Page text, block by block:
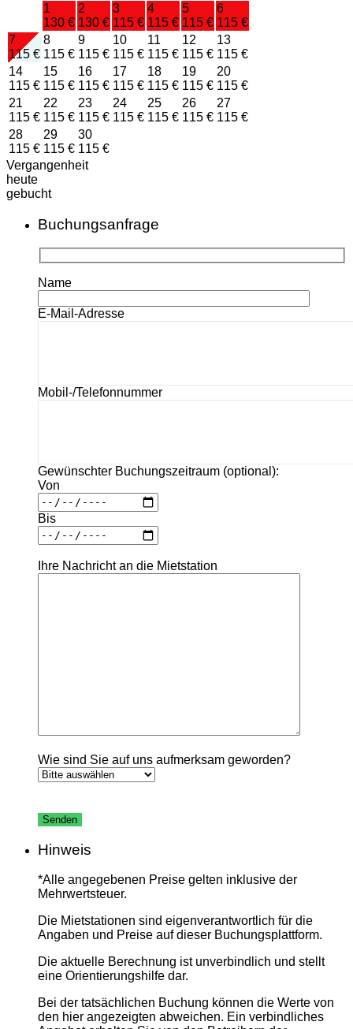
1
130 €
2
130 €
3
115 €
4
115 €
5
115 €
6
115 €
7
115 €
8
115 €
9
115 €
10
115 €
11
115 €
12
115 €
13
115 €
14
115 €
15
115 €
16
115 €
17
115 €
18
115 €
19
115 €
20
115 €
21
115 €
22
115 €
23
115 €
24
115 €
25
115 €
26
115 €
27
115 €
28
115 €
29
115 €
30
115 €
Vergangenheit
heute
gebucht
Buchungsanfrage
Name
E-Mail-Adresse
Mobil-/Telefonnummer
Gewünschter Buchungszeitraum (optional):
Von
Bis
Ihre Nachricht an die Mietstation
Wie sind Sie auf uns aufmerksam geworden?
lasse
Feld
Hinweis
*Alle angegebenen Preise gelten inklusive der
Mehrwertsteuer.
Die Mietstationen sind eigenverantwortlich für die
Angaben und Preise auf dieser Buchungsplattform.
Die aktuelle Berechnung ist unverbindlich und stellt
eine Orientierungshilfe dar.
Bei der tatsächlichen Buchung können die Werte von
den hier angezeigten abweichen. Ein verbindliches